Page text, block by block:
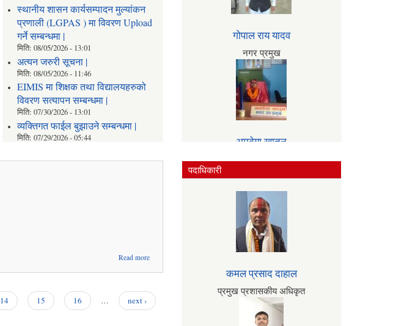
स्थानीय शासन कार्यसम्पादन मुल्यांकन
प्रणाली (LGPAS ) मा विवरण Upload
गर्ने सम्बन्धमा |
मिति: 08/05/2026 - 13:01
अत्यन जरुरी सूचना |
मिति: 08/05/2026 - 11:46
EIMIS मा शिक्षक तथा विद्यालयहरुको
विवरण सत्यापन सम्बन्धमा |
मिति: 07/30/2026 - 13:01
व्यक्तिगत फाईल बुझाउने सम्बन्धमा |
मिति: 07/29/2026 - 05:44
गोपाल राय यादव
नगर प्रमुख
अमबेया खातुन
कार्यवाहक नगर प्रमुख
Read more
बैठकमा
सम्बन्धमा |
14 15 16 …
next ›
पदाधिकारी
कमल प्रसाद दाहाल
प्रमुख प्रशासकीय अधिकृत